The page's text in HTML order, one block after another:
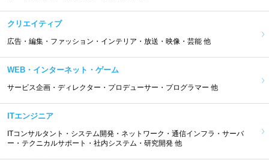
クリエイティブ
広告・編集・ファッション・インテリア・放送・映像・芸能 他
WEB・インターネット・ゲーム
サービス企画・ディレクター・プロデューサー・プログラマー 他
ITエンジニア
ITコンサルタント・システム開発・ネットワーク・通信インフラ・サーバ
ー・テクニカルサポート・社内システム・研究開発 他